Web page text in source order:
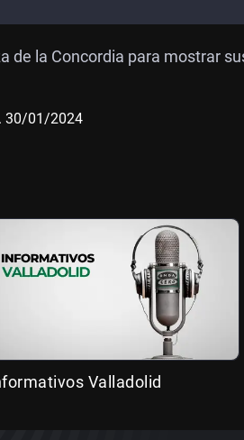
de la Concordia para mostrar
30/01/2024
Valladolid